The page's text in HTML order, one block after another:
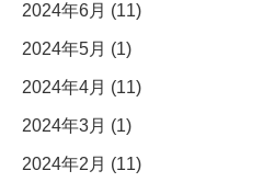
2024年6月 (11)
2024年5月 (1)
2024年4月 (11)
2024年3月 (1)
2024年2月 (11)